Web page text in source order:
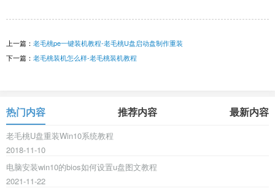
上一篇： 老毛桃pe一键装机教程-老毛桃U盘启动盘制作重装
下一篇： 老毛桃装机怎么样-老毛桃装机教程
热门内容 推荐内容 最新内容
老毛桃U盘重装Win10系统教程
2018-11-10
电脑安装win10的bios如何设置u盘图文教程
2021-11-22